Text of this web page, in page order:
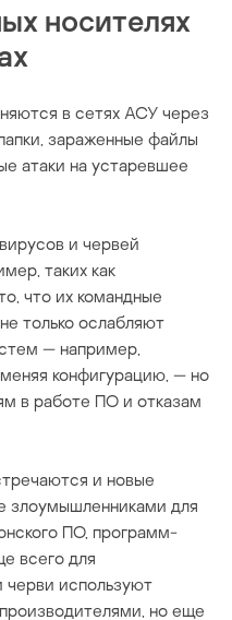
носителях
в сетях АСУ через
зараженные файлы
атаки на устаревшее
и червей
таких как
что их командные
только ослабляют
— например,
конфигурацию, — но
в работе ПО и отказам
и новые
злоумышленниками для
ПО, программ-
всего для
черви используют
но еще